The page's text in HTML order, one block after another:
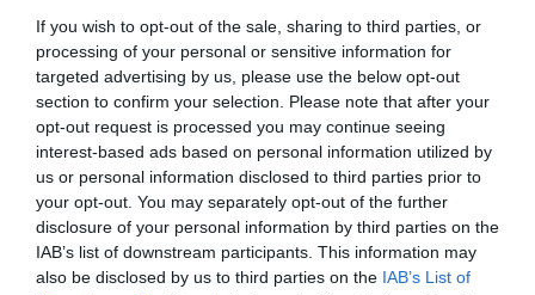
If you wish to opt-out of the sale, sharing to third parties, or
processing of your personal or sensitive information for
targeted advertising by us, please use the below opt-out
section to confirm your selection. Please note that after your
opt-out request is processed you may continue seeing
interest-based ads based on personal information utilized by
us or personal information disclosed to third parties prior to
your opt-out. You may separately opt-out of the further
disclosure of your personal information by third parties on the
IAB’s list of downstream participants. This information may
also be disclosed by us to third parties on the IAB’s List of
E-mail Skriv ut
Medel: 3.7( 21 röster)
Uppskattat näringsvärde per portion:
196 kcal
Publicerat:2007-12-07, Uppdaterat: 2019-07-02